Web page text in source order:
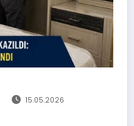
15.05.2026